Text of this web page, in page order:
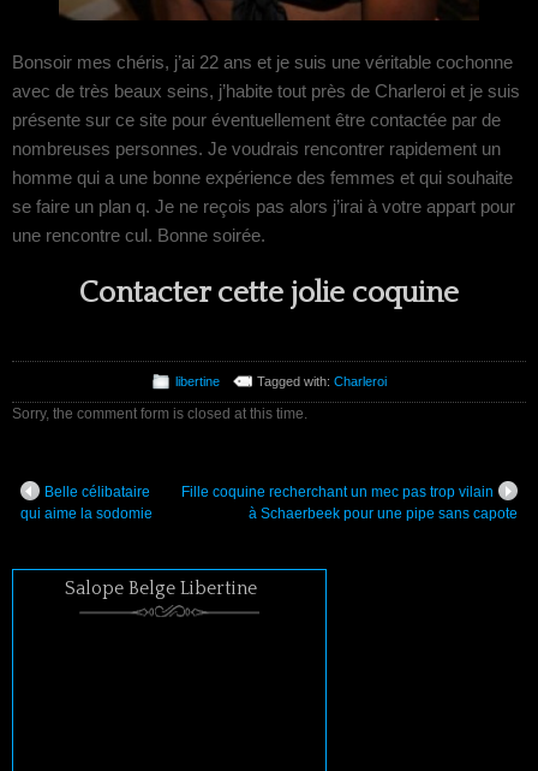
Bonsoir mes chéris, j’ai 22 ans et je suis une véritable cochonne
avec de très beaux seins, j’habite tout près de Charleroi et je suis
présente sur ce site pour éventuellement être contactée par de
nombreuses personnes. Je voudrais rencontrer rapidement un
homme qui a une bonne expérience des femmes et qui souhaite
se faire un plan q. Je ne reçois pas alors j’irai à votre appart pour
une rencontre cul. Bonne soirée.
Contacter cette jolie coquine
libertine Tagged with: Charleroi
Sorry, the comment form is closed at this time.
Belle célibataire
qui aime la sodomie
Fille coquine recherchant un mec pas trop vilain
à Schaerbeek pour une pipe sans capote
Salope Belge Libertine